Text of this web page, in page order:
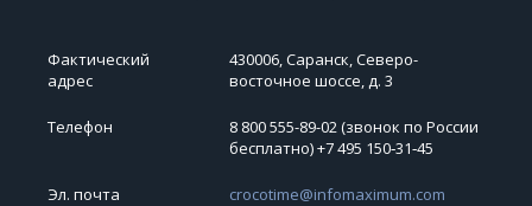
Фактический
адрес
430006, Саранск, Северо-
восточное шоссе, д. 3
Телефон
8 800 555-89-02 (звонок по России
бесплатно) +7 495 150‑31‑45
Эл. почта crocotime@infomaximum.com